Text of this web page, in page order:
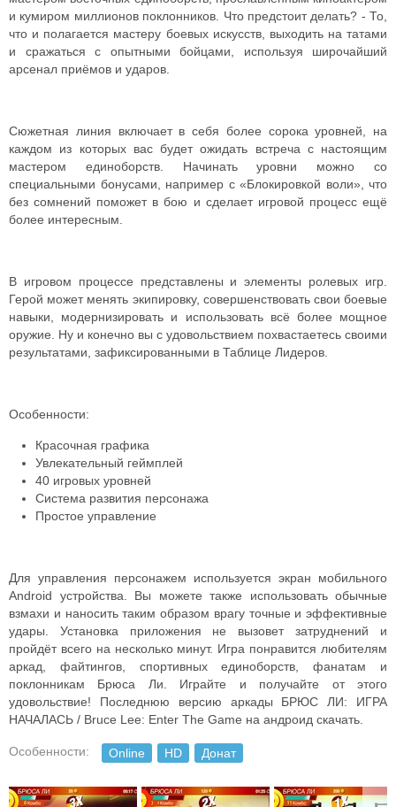
и кумиром миллионов поклонников. Что предстоит делать? - То,
что и полагается мастеру боевых искусств, выходить на татами
и сражаться с опытными бойцами, используя широчайший
арсенал приёмов и ударов.
Сюжетная линия включает в себя более сорока уровней, на
каждом из которых вас будет ожидать встреча с настоящим
мастером единоборств. Начинать уровни можно со
специальными бонусами, например с «Блокировкой воли», что
без сомнений поможет в бою и сделает игровой процесс ещё
более интересным.
В игровом процессе представлены и элементы ролевых игр.
Герой может менять экипировку, совершенствовать свои боевые
навыки, модернизировать и использовать всё более мощное
оружие. Ну и конечно вы с удовольствием похвастаетесь своими
результатами, зафиксированными в Таблице Лидеров.
Особенности:
Красочная графика
Увлекательный геймплей
40 игровых уровней
Система развития персонажа
Простое управление
Для управления персонажем используется экран мобильного
Android устройства. Вы можете также использовать обычные
взмахи и наносить таким образом врагу точные и эффективные
удары. Установка приложения не вызовет затруднений и
пройдёт всего на несколько минут. Игра понравится любителям
аркад, файтингов, спортивных единоборств, фанатам и
поклонникам Брюса Ли. Играйте и получайте от этого
удовольствие! Последнюю версию аркады БРЮС ЛИ: ИГРА
НАЧАЛАСЬ / Bruce Lee: Enter The Game на андроид скачать.
Особенности: Online HD Донат